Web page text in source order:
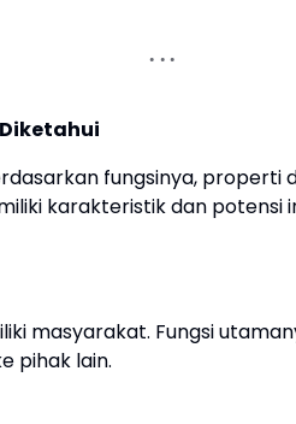
fungsinya,
karakteristik dan potensi
masyarakat. Fungsi
pihak lain.